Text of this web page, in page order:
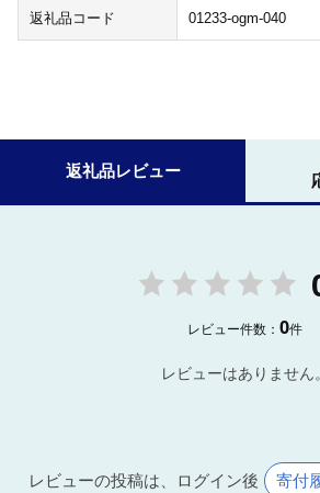
返礼品コード 01233-ogm-040
返礼品レビュー
レビュー件数：0件
レビューはありません。
レビューの投稿は、ログイン後 寄付